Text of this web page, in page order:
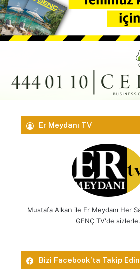
Er Meydanı TV
Mustafa Alkan ile Er Meydanı Her
GENÇ TV'de sizlerle.
Bizi Facebook’ta Takip Edin